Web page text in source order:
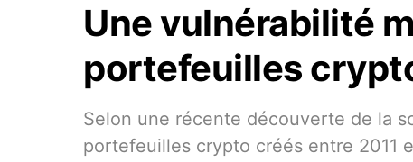
Une vulnérabilité
portefeuilles
Selon une récente découverte de la
portefeuilles crypto créés entre 2011